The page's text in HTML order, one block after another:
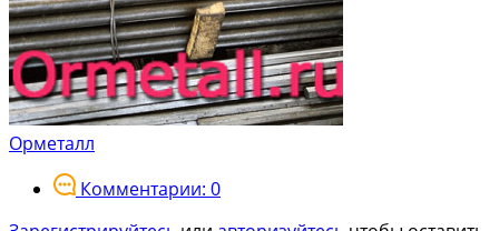
Орметалл
Комментарии: 0